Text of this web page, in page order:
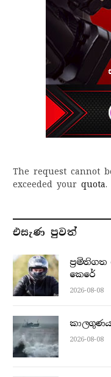
The request cannot
exceeded your quota.
එසැණ පුව​ත්
කෙරේ
2026-08-08
2026-08-08